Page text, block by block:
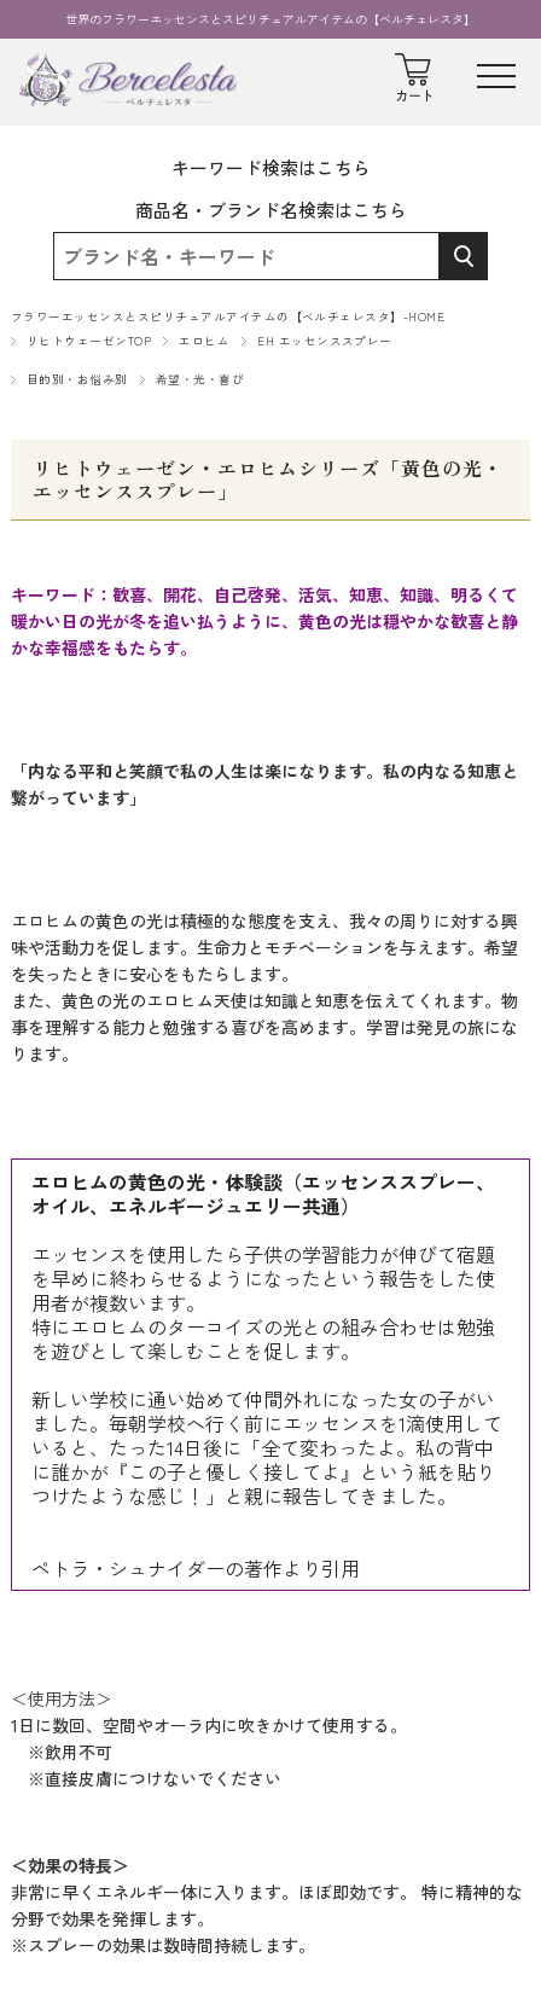
世界のフラワーエッセンスとスピリチュアルアイテムの【ベルチェレスタ】
キーワード検索はこちら
商品名・ブランド名検索はこちら
フラワーエッセンスとスピリチュアルアイテムの【ベルチェレスタ】-HOME
リヒトウェーゼンTOP
エロヒム EH エッセンススプレー
目的別・お悩み別 希望・光・喜び
リヒトウェーゼン・エロヒムシリーズ「黄色の光・
エッセンススプレー」
キーワード：歓喜、開花、自己啓発、活気、知恵、知識、明るくて
暖かい日の光が冬を追い払うように、黄色の光は穏やかな歓喜と静
かな幸福感をもたらす。
「内なる平和と笑顔で私の人生は楽になります。私の内なる知恵と
繋がっています」
エロヒムの黄色の光は積極的な態度を支え、我々の周りに対する興
味や活動力を促します。生命力とモチベーションを与えます。希望
を失ったときに安心をもたらします。
また、黄色の光のエロヒム天使は知識と知恵を伝えてくれます。物
事を理解する能力と勉強する喜びを高めます。学習は発見の旅にな
ります。
エロヒムの黄色の光・体験談（エッセンススプレー、
オイル、エネルギージュエリー共通）
エッセンスを使用したら子供の学習能力が伸びて宿題
を早めに終わらせるようになったという報告をした使
用者が複数います。
特にエロヒムのターコイズの光との組み合わせは勉強
を遊びとして楽しむことを促します。
新しい学校に通い始めて仲間外れになった女の子がい
ました。毎朝学校へ行く前にエッセンスを1滴使用して
いると、たった14日後に「全て変わったよ。私の背中
に誰かが『この子と優しく接してよ』という紙を貼り
つけたような感じ！」と親に報告してきました。
ペトラ・シュナイダーの著作より引用
＜使用方法＞
1日に数回、空間やオーラ内に吹きかけて使用する。
※飲用不可
※直接皮膚につけないでください
＜効果の特長＞
非常に早くエネルギー体に入ります。ほぼ即効です。 特に精神的な
分野で効果を発揮します。
※スプレーの効果は数時間持続します。